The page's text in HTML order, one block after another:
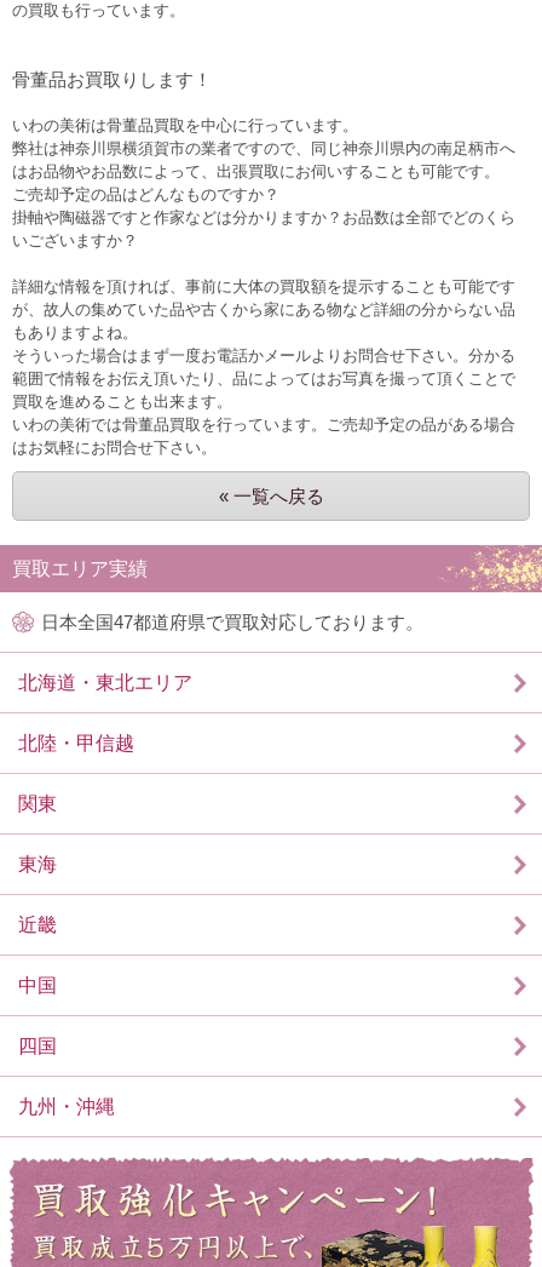
の買取も行っています。
骨董品お買取りします！
いわの美術は骨董品買取を中心に行っています。
弊社は神奈川県横須賀市の業者ですので、同じ神奈川県内の南足柄市へ
はお品物やお品数によって、出張買取にお伺いすることも可能です。
ご売却予定の品はどんなものですか？
掛軸や陶磁器ですと作家などは分かりますか？お品数は全部でどのくら
いございますか？
詳細な情報を頂ければ、事前に大体の買取額を提示することも可能です
が、故人の集めていた品や古くから家にある物など詳細の分からない品
もありますよね。
そういった場合はまず一度お電話かメールよりお問合せ下さい。分かる
範囲で情報をお伝え頂いたり、品によってはお写真を撮って頂くことで
買取を進めることも出来ます。
いわの美術では骨董品買取を行っています。ご売却予定の品がある場合
はお気軽にお問合せ下さい。
« 一覧へ戻る
買取エリア実績
日本全国47都道府県で買取対応しております。
北海道・東北エリア
北陸・甲信越
関東
東海
近畿
中国
四国
九州・沖縄